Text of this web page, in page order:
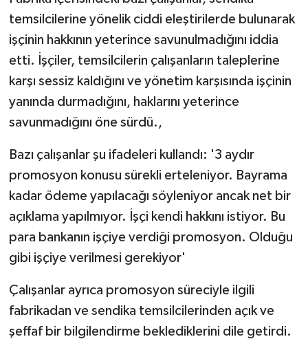
temsilcilerine yönelik ciddi eleştirilerde bulunarak
işçinin hakkının yeterince savunulmadığını iddia
etti. İşçiler, temsilcilerin çalışanların taleplerine
karşı sessiz kaldığını ve yönetim karşısında işçinin
yanında durmadığını, haklarını yeterince
savunmadığını öne sürdü.,
Bazı çalışanlar şu ifadeleri kullandı: '3 aydır
promosyon konusu sürekli erteleniyor. Bayrama
kadar ödeme yapılacağı söyleniyor ancak net bir
açıklama yapılmıyor. İşçi kendi hakkını istiyor. Bu
para bankanın işçiye verdiği promosyon. Olduğu
gibi işçiye verilmesi gerekiyor'
Çalışanlar ayrıca promosyon süreciyle ilgili
fabrikadan ve sendika temsilcilerinden açık ve
şeffaf bir bilgilendirme beklediklerini dile getirdi.